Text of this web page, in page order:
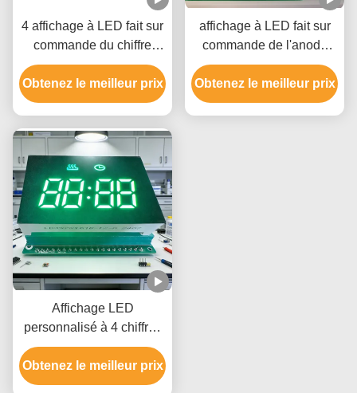
4 affichage à LED fait sur
commande du chiffre
20mA 9.8mm pour la
toilette futée
Obtenez le meilleur prix
affichage à LED fait sur
commande de l'anode
35mcd commune pour la
cigarette d'E
Obtenez le meilleur prix
Affichage LED
personnalisé à 4 chiffres
rouge ultra lumineux pour
les mesures industrielles
et les appareils
Obtenez le meilleur prix